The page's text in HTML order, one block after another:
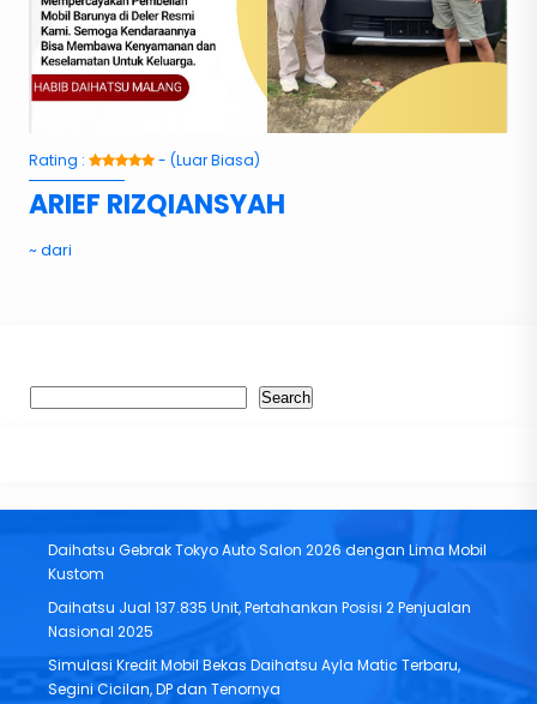
Rating : - (Luar Biasa)
ARIEF RIZQIANSYAH
~ dari
Search
Daihatsu Gebrak Tokyo Auto Salon 2026 dengan Lima Mobil
Kustom
Daihatsu Jual 137.835 Unit, Pertahankan Posisi 2 Penjualan
Nasional 2025
Simulasi Kredit Mobil Bekas Daihatsu Ayla Matic Terbaru,
Segini Cicilan, DP dan Tenornya